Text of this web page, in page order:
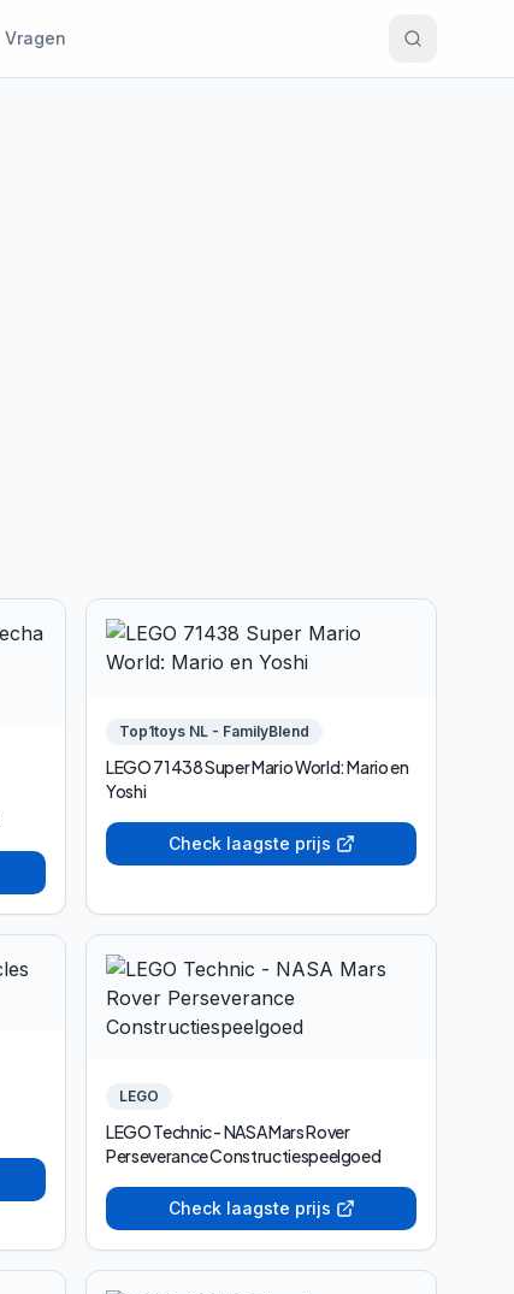
Vragen
Top1toys NL - FamilyBlend
LEGO 71438 Super Mario World: Mario en
Yoshi
Check laagste prijs
LEGO
LEGO Technic - NASA Mars Rover
Perseverance Constructiespeelgoed
Check laagste prijs